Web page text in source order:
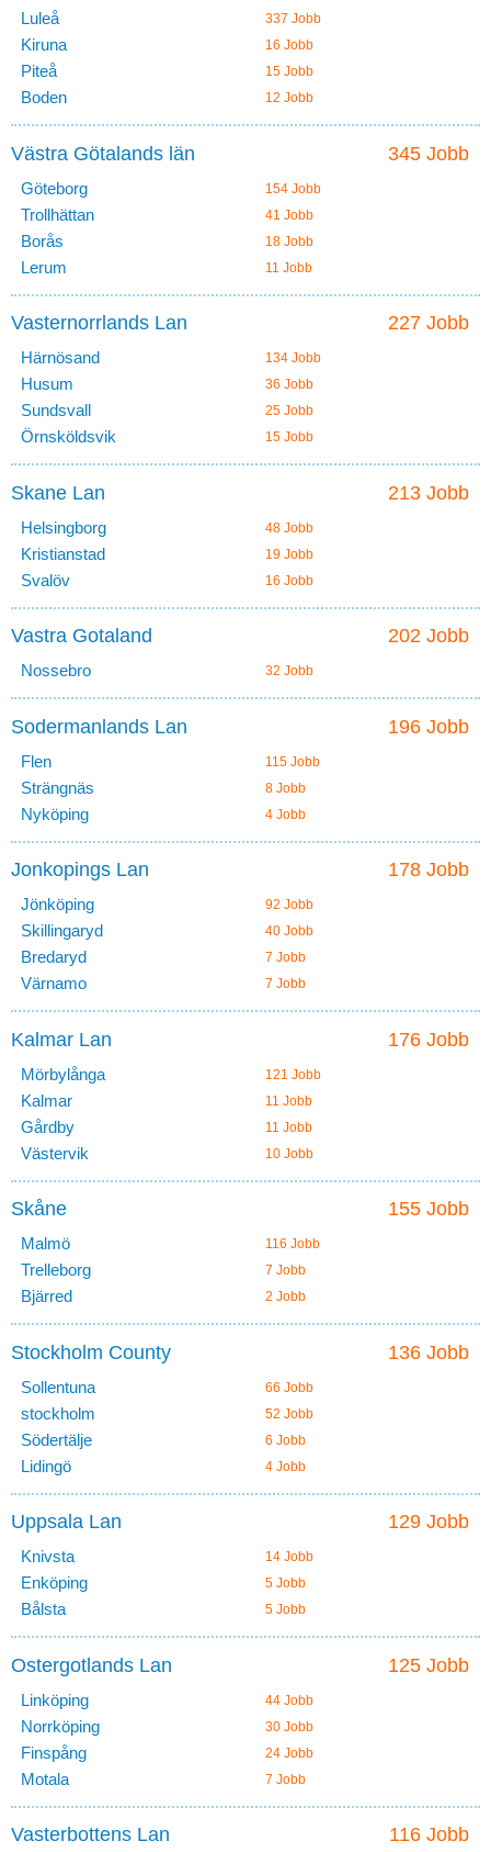
Luleå 337 Jobb
Kiruna 16 Jobb
Piteå 15 Jobb
Boden 12 Jobb
345 Jobb
Västra Götalands län
Göteborg 154 Jobb
Trollhättan 41 Jobb
Borås 18 Jobb
Lerum 11 Jobb
227 Jobb
Vasternorrlands Lan
Härnösand 134 Jobb
Husum 36 Jobb
Sundsvall 25 Jobb
Örnsköldsvik 15 Jobb
213 Jobb
Skane Lan
Helsingborg 48 Jobb
Kristianstad 19 Jobb
Svalöv 16 Jobb
202 Jobb
Vastra Gotaland
Nossebro 32 Jobb
196 Jobb
Sodermanlands Lan
Flen 115 Jobb
Strängnäs 8 Jobb
Nyköping 4 Jobb
178 Jobb
Jonkopings Lan
Jönköping 92 Jobb
Skillingaryd 40 Jobb
Bredaryd 7 Jobb
Värnamo 7 Jobb
176 Jobb
Kalmar Lan
Mörbylånga 121 Jobb
Kalmar 11 Jobb
Gårdby 11 Jobb
Västervik 10 Jobb
155 Jobb
Skåne
Malmö 116 Jobb
Trelleborg 7 Jobb
Bjärred 2 Jobb
136 Jobb
Stockholm County
Sollentuna 66 Jobb
stockholm 52 Jobb
Södertälje 6 Jobb
Lidingö 4 Jobb
129 Jobb
Uppsala Lan
Knivsta 14 Jobb
Enköping 5 Jobb
Bålsta 5 Jobb
125 Jobb
Ostergotlands Lan
Linköping 44 Jobb
Norrköping 30 Jobb
Finspång 24 Jobb
Motala 7 Jobb
116 Jobb
Vasterbottens Lan